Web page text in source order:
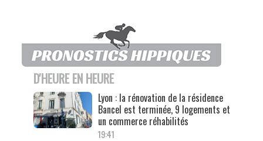
D'HEURE EN HEURE
Lyon : la rénovation de la résidence
Bancel est terminée, 9 logements et
un commerce réhabilités
19:41